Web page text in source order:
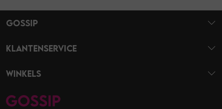
Gossip
Klantenservice
Winkels